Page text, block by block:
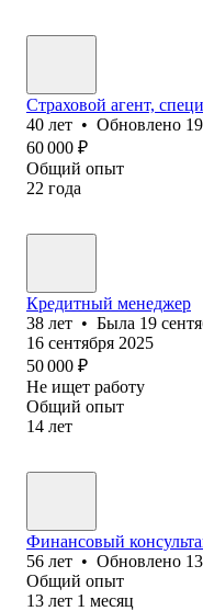
Страховой агент,
40 лет • Обновлено
60 000 ₽
Общий опыт
22 года
Кредитный менеджер
38 лет • Была 19
16 сентября 2025
50 000 ₽
Не ищет работу
Общий опыт
14 лет
Финансовый
56 лет • Обновлено
Общий опыт
13 лет 1 месяц